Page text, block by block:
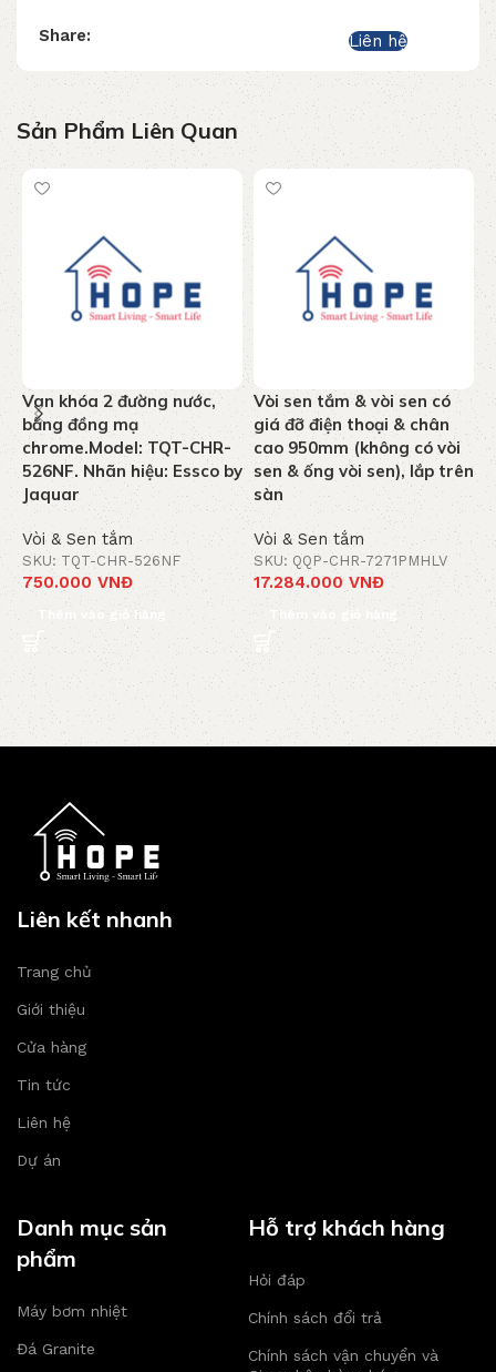
Share: Liên hệ
Sản Phẩm Liên Quan
Van khóa 2 đường nước,
bằng đồng mạ
chrome.Model: TQT-CHR-
526NF. Nhãn hiệu: Essco by
Jaquar
Vòi & Sen tắm
SKU: TQT-CHR-526NF
750.000 VNĐ
Thêm vào giỏ hàng
Vòi sen tắm & vòi sen có
giá đỡ điện thoại & chân
cao 950mm (không có vòi
sen & ống vòi sen), lắp trên
sàn
Vòi & Sen tắm
SKU: QQP-CHR-7271PMHLV
17.284.000 VNĐ
Thêm vào giỏ hàng
Liên kết nhanh
Trang chủ
Giới thiệu
Cửa hàng
Tin tức
Liên hệ
Dự án
Danh mục sản
phẩm
Máy bơm nhiệt
Đá Granite
Hỗ trợ khách hàng
Hỏi đáp
Chính sách đổi trả
Chính sách vận chuyển và